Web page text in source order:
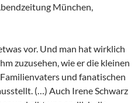
München,
vor. Und man hat wirklich
zuzusehen, wie er die kleinen
und fanatischen
(…) Auch Irene Schwarz